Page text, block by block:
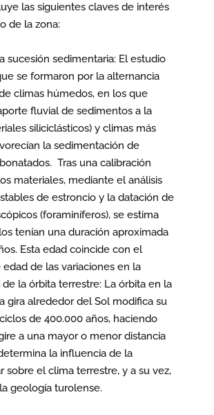
las siguientes claves de interés
de la zona:
sucesión sedimentaria: El estudio
se formaron por la alternancia
climas húmedos, en los que
fluvial de sedimentos a la
siliciclásticos) y climas más
la sedimentación de
Tras una calibración
materiales, mediante el análisis
de estroncio y la datación de
(foraminíferos), se estima
tenían una duración aproximada
Esta edad coincide con el
de las variaciones en la
la órbita terrestre: La órbita en la
gira alrededor del Sol modifica su
de 400.000 años, haciendo
a una mayor o menor distancia
la influencia de la
sobre el clima terrestre, y a su vez,
geología turolense.